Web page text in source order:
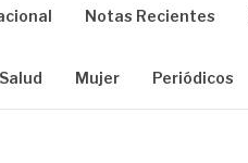
Notas Recientes
Salud Mujer Periódicos